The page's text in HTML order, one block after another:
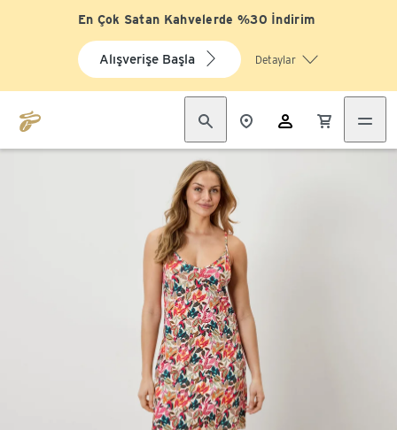
En Çok Satan Kahvelerde %30 İndirim
Alışverişe Başla Detaylar